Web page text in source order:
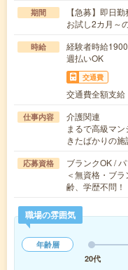
期間
【急募】即日
お試し2カ月～
時給
経験者時給
週払いOK
交通費
交通費全額支給
仕事内容
介護関連
まるで高級マ
きたばかりの
応募資格
ブランクOK /
＜無資格・ブ
齢、学歴不問
職場の雰囲気
年齢層
20代